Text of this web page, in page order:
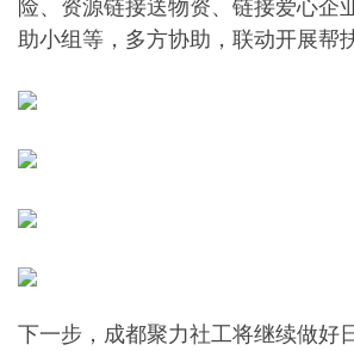
险、资源链接送物资、链接爱心企
助小组等，多方协助，联动开展帮
下一步，成都聚力社工将继续做好